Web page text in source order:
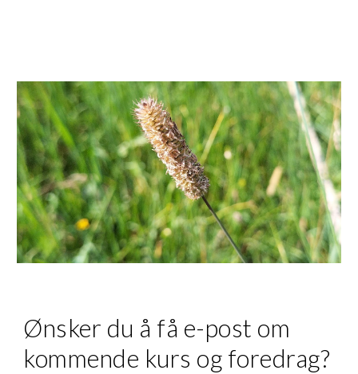
Ønsker du å få e-post om
kommende kurs og foredrag?